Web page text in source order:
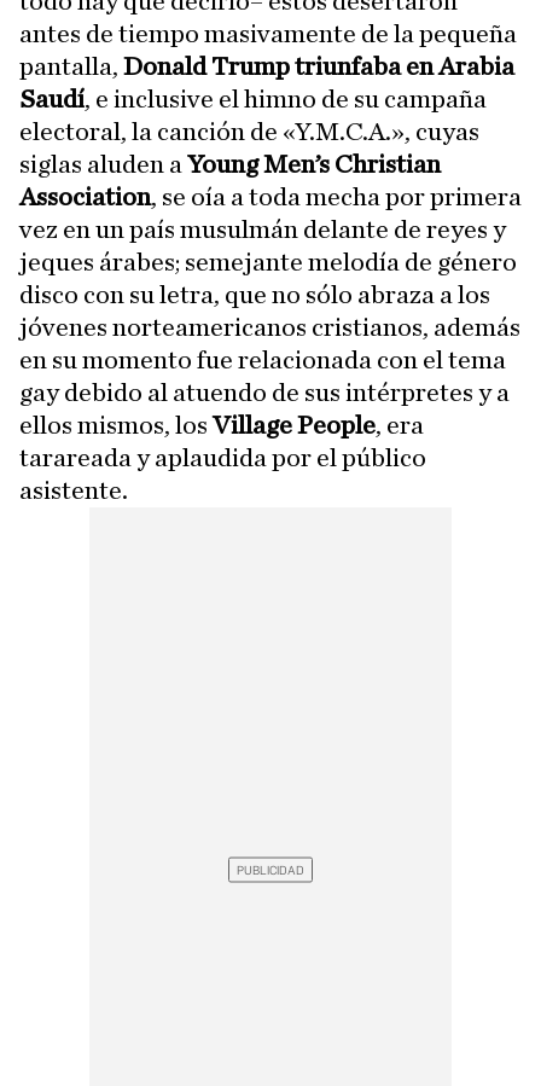
antes de tiempo masivamente de la pequeña
pantalla, Donald Trump triunfaba en Arabia
Saudí, e inclusive el himno de su campaña
electoral, la canción de «Y.M.C.A.», cuyas
siglas aluden a Young Men’s Christian
Association, se oía a toda mecha por primera
vez en un país musulmán delante de reyes y
jeques árabes; semejante melodía de género
disco con su letra, que no sólo abraza a los
jóvenes norteamericanos cristianos, además
en su momento fue relacionada con el tema
gay debido al atuendo de sus intérpretes y a
ellos mismos, losVillage People, era
tarareada y aplaudida por el público
asistente.